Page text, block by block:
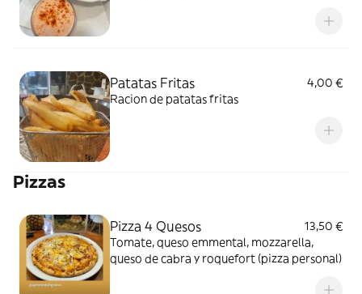
Patatas Fritas
4,00 €
Racion de patatas fritas
Pizzas
Pizza 4 Quesos
13,50 €
Tomate, queso emmental, mozzarella,
queso de cabra y roquefort (pizza personal)